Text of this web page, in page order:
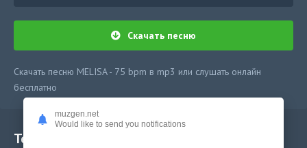
Скачать песню
Скачать песню MELISA - 75 bpm в mp3 или слушать онлайн
бесплатно
Текст песни
muzgen.net
Would like to send you notifications